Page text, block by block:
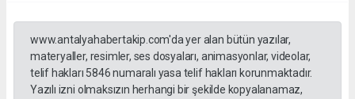
www.antalyahabertakip.com'da yer alan bütün yazılar,
materyaller, resimler, ses dosyaları, animasyonlar, videolar,
telif hakları 5846 numaralı yasa telif hakları korunmaktadır.
Yazılı izni olmaksızın herhangi bir şekilde kopyalanamaz,